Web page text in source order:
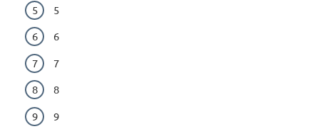
5
6
7
8
9